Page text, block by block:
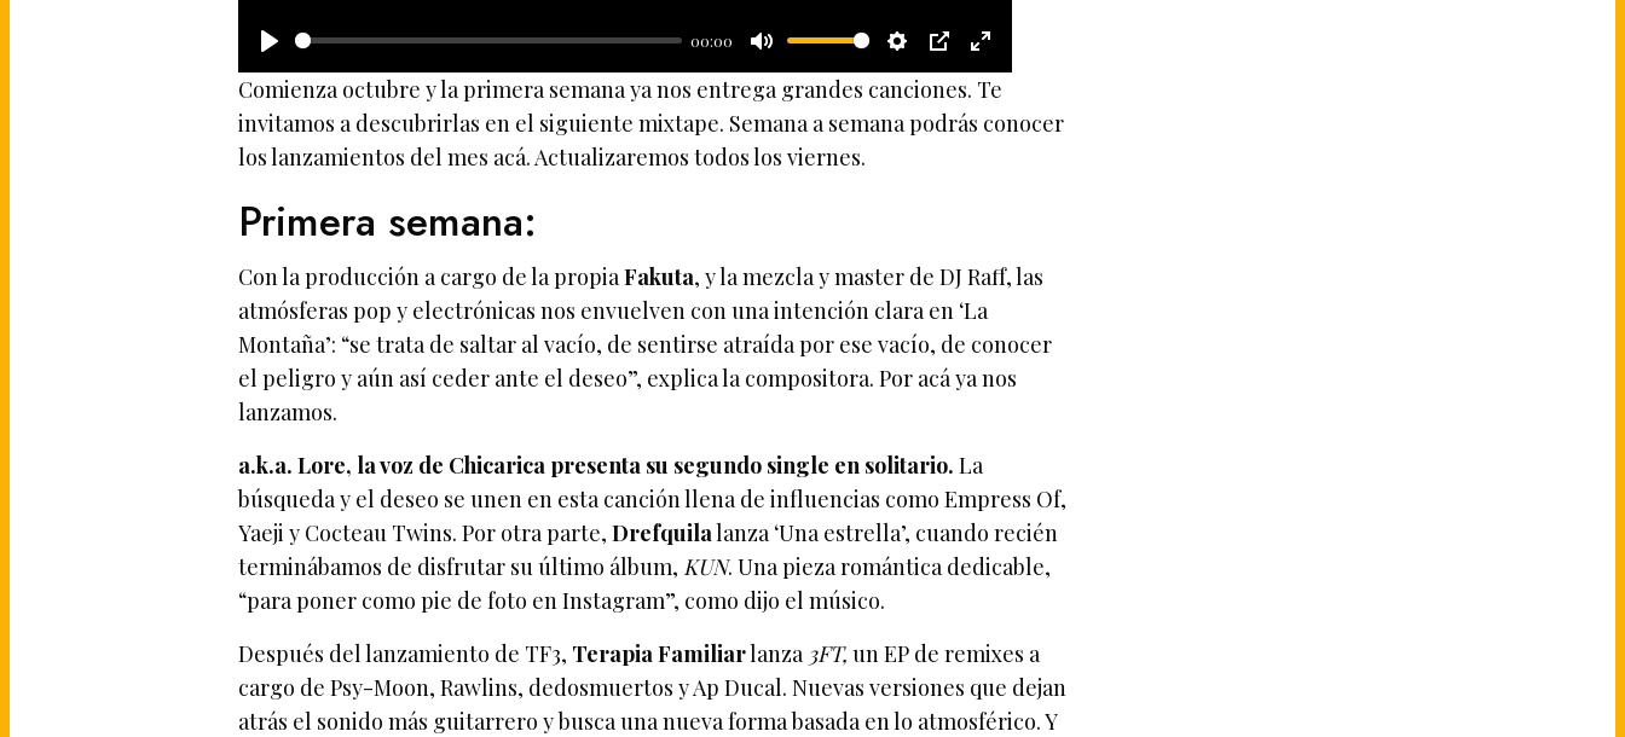
P
l
a
00:00
M
u
S
e
g
s
P
I
E
n
u
l
l
s
r
e
e
n
Comienza octubre y la primera semana ya nos entrega grandes canciones. Te
invitamos a descubrirlas en el siguiente mixtape. Semana a semana podrás conocer
los lanzamientos del mes acá. Actualizaremos todos los viernes.
Primera semana:
Con la producción a cargo de la propiaFakuta, y la mezcla y master de DJ Raff, las
atmósferas pop y electrónicas nos envuelven con una intención clara en ‘La
Montaña’: “se trata de saltar al vacío, de sentirse atraída por ese vacío, de conocer
el peligro y aún así ceder ante el deseo”, explica la compositora. Por acá ya nos
lanzamos.
a.k.a. Lore, la voz de Chicarica presenta su segundo single en solitario.La
búsqueda y el deseo se unen en esta canción llena de influencias como Empress Of,
Yaeji y Cocteau Twins. Por otra parte,Drefquilalanza ‘Una estrella’, cuando recién
terminábamos de disfrutar su último álbum, KUN. Una pieza romántica dedicable,
“para poner como pie de foto en Instagram”, como dijo el músico.
Después del lanzamiento de TF3, Terapia Familiarlanza 3FT, un EP de remixes a
cargo de Psy-Moon, Rawlins, dedosmuertos y Ap Ducal. Nuevas versiones que dejan
atrás el sonido más guitarrero y busca una nueva forma basada en lo atmosférico. Y